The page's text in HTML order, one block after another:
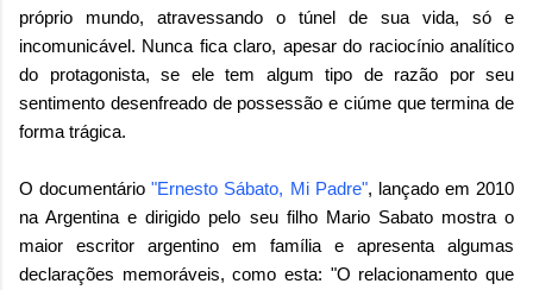
próprio mundo, atravessando o túnel de sua vida, só e
incomunicável. Nunca fica claro, apesar do raciocínio analítico
do protagonista, se ele tem algum tipo de razão por seu
sentimento desenfreado de possessão e ciúme que termina de
forma trágica.
O documentário"Ernesto Sábato, Mi Padre", lançado em 2010
na Argentina e dirigido pelo seu filho Mario Sabato mostra o
maior escritor argentino em família e apresenta algumas
declarações memoráveis, como esta: "O relacionamento que